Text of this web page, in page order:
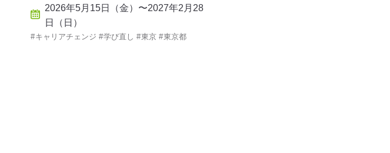
2026年5月15日（金）〜2027年2月28
日（日）
キャリアチェンジ 学び直し 東京 東京都